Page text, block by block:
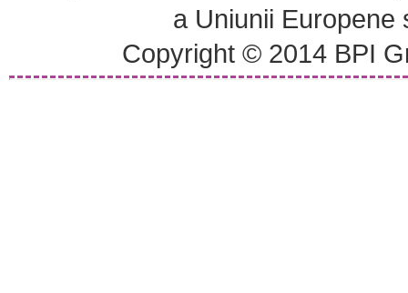
a Uniunii Europene
Copyright © 2014 BPI